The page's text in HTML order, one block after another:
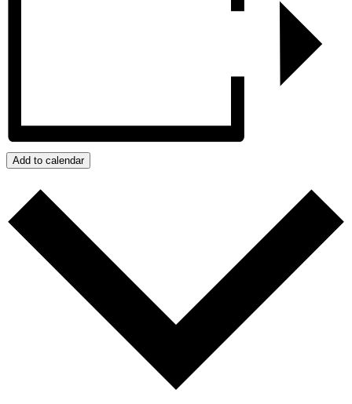
Add to calendar